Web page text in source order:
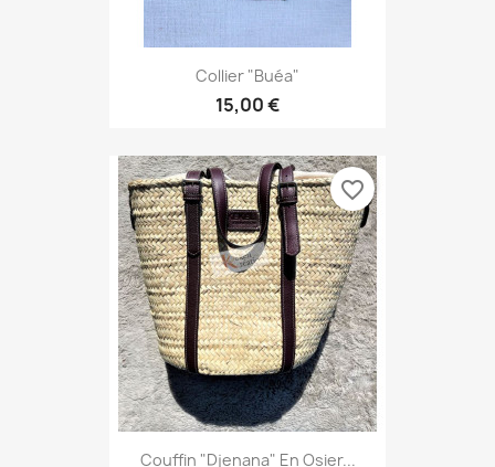
Collier "Buéa"
15,00 €
Couffin "Djenana" En Osier...
favorite_border